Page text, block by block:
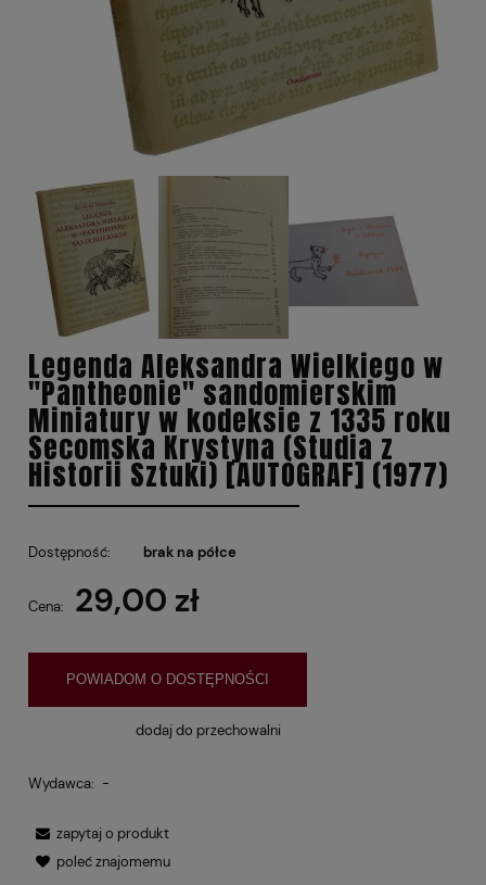
Legenda Aleksandra Wielkiego w
"Pantheonie" sandomierskim
Miniatury w kodeksie z 1335 roku
Secomska Krystyna (Studia z
Historii Sztuki) [AUTOGRAF] (1977)
Dostępność: brak na półce
Cena: 29,00 zł
POWIADOM O DOSTĘPNOŚCI
dodaj do przechowalni
Wydawca: -
zapytaj o produkt
poleć znajomemu